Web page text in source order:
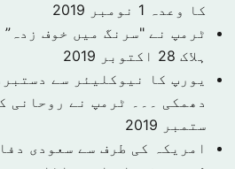
کا وعدہ 1 نومبر 2019
ٹرمپ نے "سرنگ میں خوف
ہلاک 28 اکتوبر 2019
یورپ کا نیوکلیئر سے
دھمکی ۔۔۔ ٹرمپ نے روحانی
ستمبر 2019
امریکہ کی طرف سے سعودی